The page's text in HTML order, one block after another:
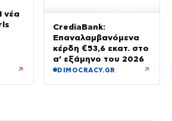
νέα
↗
CrediaBank:
Επαναλαμβανόμενα
κέρδη €53,6 εκατ. στο
α’ εξάμηνο του 2026
DIMOCRACY.GR ↗